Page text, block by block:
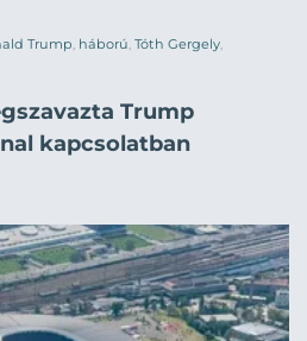
Trump háború Tóth Gergely
Trump
kapcsolatban